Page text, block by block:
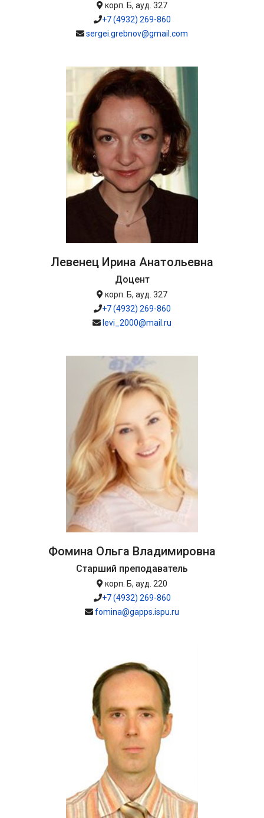
корп. Б, ауд. 327
+7 (4932) 269-860
sergei.grebnov@gmail.com
Левенец Ирина Анатольевна
Доцент
корп. Б, ауд. 327
+7 (4932) 269-860
levi_2000@mail.ru
Фомина Ольга Владимировна
Старший преподаватель
корп. Б, ауд. 220
+7 (4932) 269-860
fomina@gapps.ispu.ru